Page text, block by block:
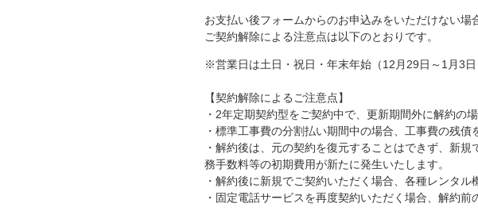
お支払い後フォームからのお申込みをいただけない場
ご契約解除による注意点は以下のとおりです。
※営業日は土日・祝日・年末年始（12月29日～1月3日
【契約解除によるご注意点】
・2年定期契約型をご契約中で、更新期間外に解約の
・標準工事費の分割払い期間中の場合、工事費の残債
・解約後は、元の契約を復元することはできず、新
務手数料等の初期費用が新たに発生いたします。
・解約後に新規でご契約いただく場合、各種レンタル
・固定電話サービスを再度契約いただく場合、解約